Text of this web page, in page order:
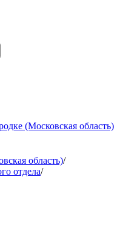
(Московская область)
область)/
отдела/